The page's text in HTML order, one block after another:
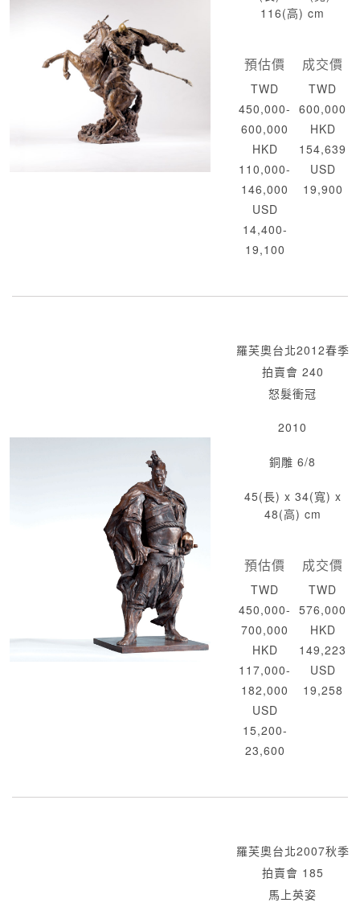
116(高) cm
預估價
TWD
450,000-
600,000
HKD
110,000-
146,000
USD
14,400-
19,100
成交價
TWD
600,000
HKD
154,639
USD
19,900
羅芙奧台北2012春季
拍賣會 240
怒髮衝冠
2010
銅雕 6/8
45(長) x 34(寬) x
48(高) cm
預估價
TWD
450,000-
700,000
HKD
117,000-
182,000
USD
15,200-
23,600
成交價
TWD
576,000
HKD
149,223
USD
19,258
羅芙奧台北2007秋季
拍賣會 185
馬上英姿